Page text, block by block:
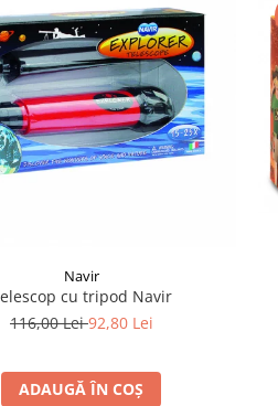
Navir
cu tripod Navir
116,00 Lei92,80 Lei
ADAUGĂ ÎN COȘ